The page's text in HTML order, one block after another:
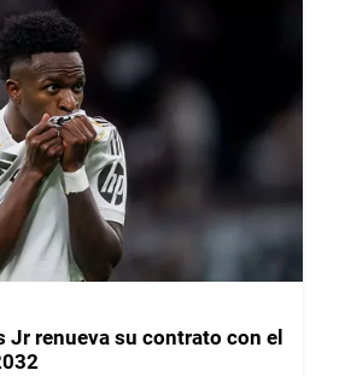
Jr renueva su contrato con el